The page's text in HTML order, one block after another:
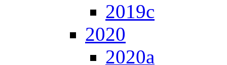
2019c
2020
2020a